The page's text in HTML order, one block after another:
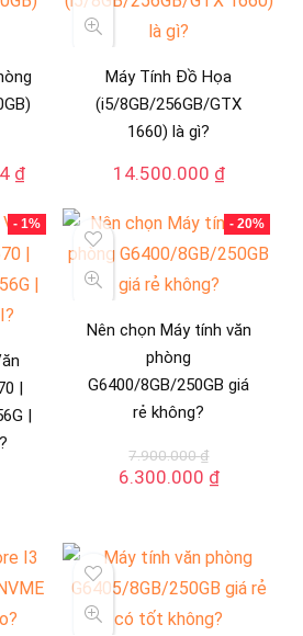
₫
Máy Tính Đồ Họa
(i5/8GB/256GB/GTX
1660) là gì?
14.500.000 ₫
- 1%
|
|
₫.
- 20%
Nên chọn Máy tính văn
phòng
G6400/8GB/250GB giá
rẻ không?
7.900.000₫
Giá
6.300.000 ₫Giá